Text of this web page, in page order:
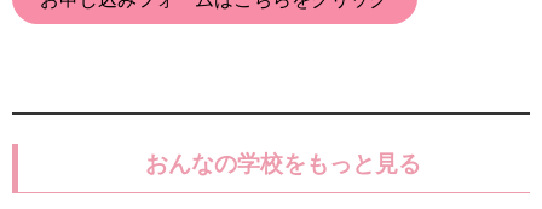
おんなの学校をもっと見る